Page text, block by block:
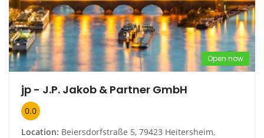
Open now
jp - J.P. Jakob & Partner GmbH
0.0
Location: Beiersdorfstraße 5, 79423 Heitersheim,